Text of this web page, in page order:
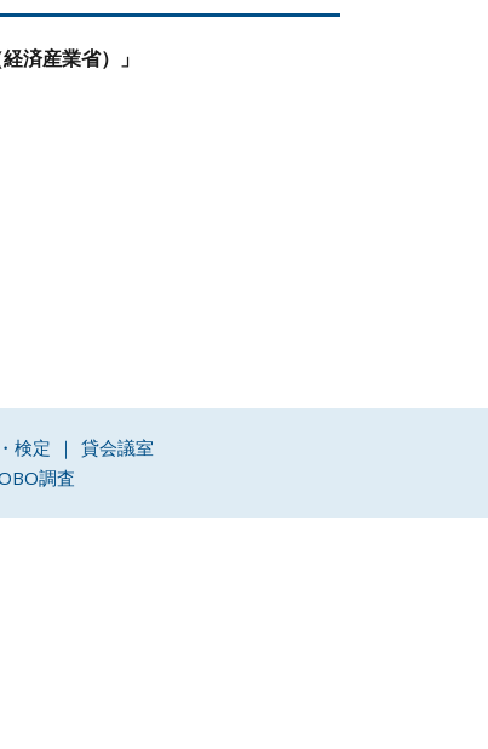
済産業省）」
検定
貸会議室
調査